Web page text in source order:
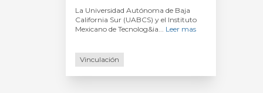
La Universidad Autónoma de Baja
California Sur (UABCS) y el Instituto
Mexicano de Tecnolog&ia...
Leer mas
Vinculación